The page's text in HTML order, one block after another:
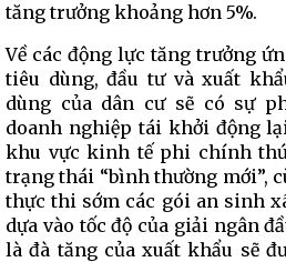
tăng trưởng khoảng hơn 5%.
Về các động lực tăng trưởng
tiêu dùng, đầu tư và xuất
dùng của dân cư sẽ có sự
doanh nghiệp tái khởi động
khu vực kinh tế phi chính
trạng thái “bình thường mới”,
thực thi sớm các gói an sinh
dựa vào tốc độ của giải ngân
là đà tăng của xuất khẩu sẽ